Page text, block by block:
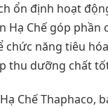
ổn định hoạt
Hạ Chế góp phần
chức năng tiêu
thu dưỡng chất
Chế Thaphaco,